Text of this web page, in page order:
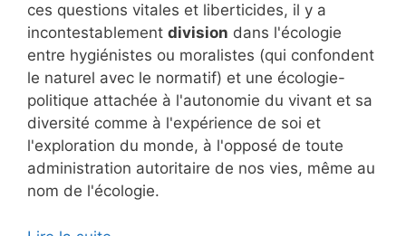
ces questions vitales et liberticides, il y a
incontestablement division dans l'écologie
entre hygiénistes ou moralistes (qui confondent
le naturel avec le normatif) et une écologie-
politique attachée à l'autonomie du vivant et sa
diversité comme à l'expérience de soi et
l'exploration du monde, à l'opposé de toute
administration autoritaire de nos vies, même au
nom de l'écologie.